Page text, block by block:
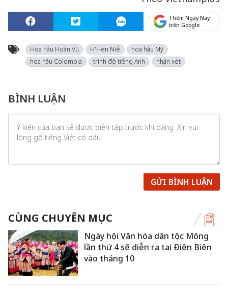
Thêm Ngày Nay
trên Google
Hoa hậu Hoàn Vũ H'Hen Niê
hoa hậu Mỹ
hoa hậu Colombia
trình độ tiếng Anh nhận xét
BÌNH LUẬN
GỬI BÌNH LUẬN
CÙNG CHUYÊN MỤC
Ngày hội Văn hóa dân tộc Mông
lần thứ 4 sẽ diễn ra tại Điện Biên
vào tháng 10